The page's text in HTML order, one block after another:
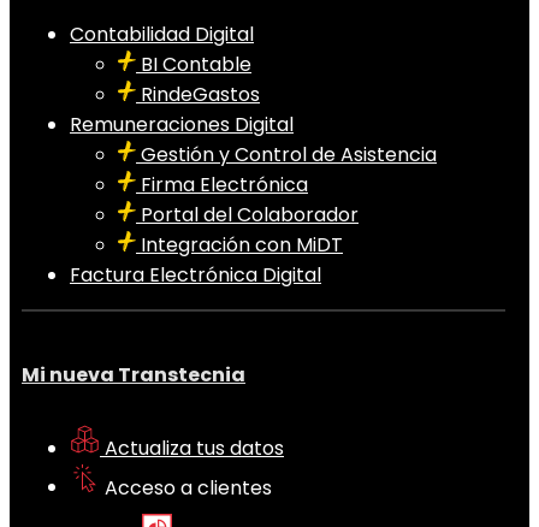
Contabilidad Digital
BI Contable
RindeGastos
Remuneraciones Digital
Gestión y Control de Asistencia
Firma Electrónica
Portal del Colaborador
Integración con MiDT
Factura Electrónica Digital
Mi nueva Transtecnia
Actualiza tus datos
Acceso a clientes